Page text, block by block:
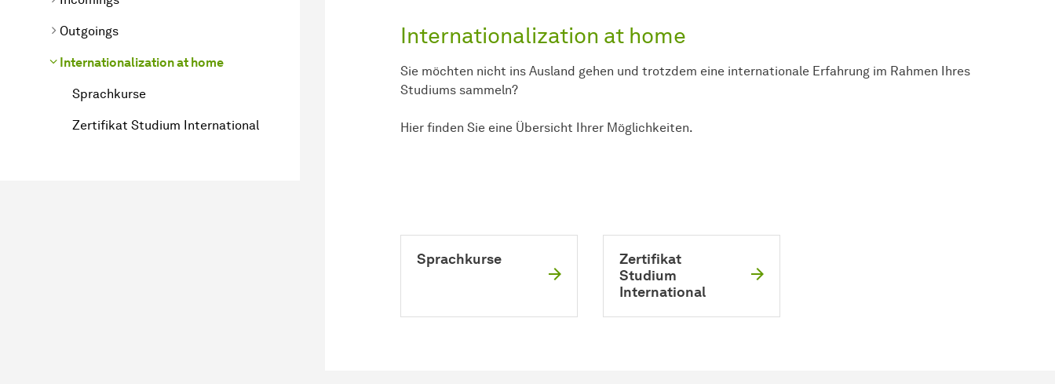
Outgoings
Internationalization at home
Sprachkurse
Zertifikat Studium International
Internationalization at home
Sie möchten nicht ins Ausland gehen und trotzdem eine internationale Erfahrung im Rahmen Ihres
Studiums sammeln?
Hier finden Sie eine Übersicht Ihrer Möglichkeiten.
Sprachkurse
Zertifikat
Studium
International